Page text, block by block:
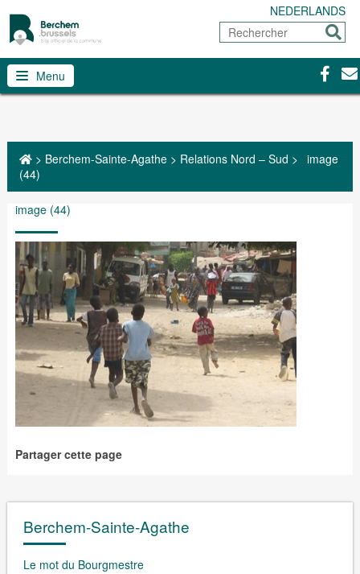
NEDERLANDS
Rechercher
Menu
> Berchem-Sainte-Agathe> Relations Nord – Sud > image
(44)
image (44)
Partager cette page
Berchem-Sainte-Agathe
Le mot du Bourgmestre